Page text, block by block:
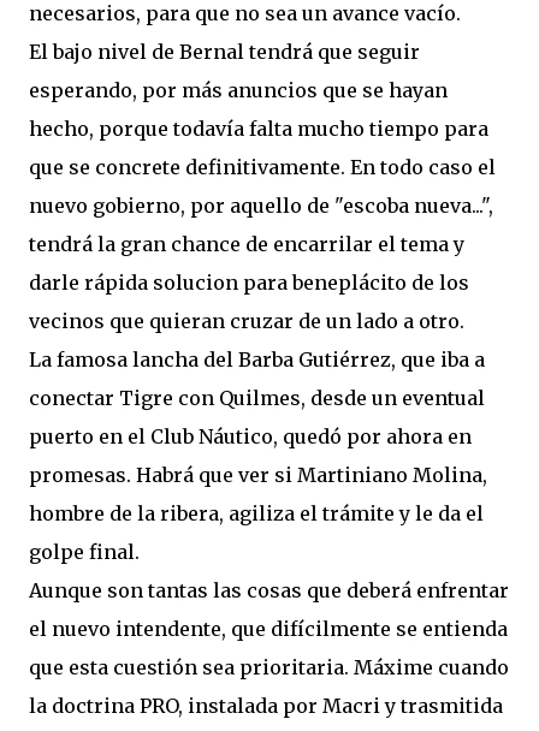
necesarios, para que no sea un avance vacío.
El bajo nivel de Bernal tendrá que seguir
esperando, por más anuncios que se hayan
hecho, porque todavía falta mucho tiempo para
que se concrete definitivamente. En todo caso el
nuevo gobierno, por aquello de "escoba nueva...",
tendrá la gran chance de encarrilar el tema y
darle rápida solucion para beneplácito de los
vecinos que quieran cruzar de un lado a otro.
La famosa lancha del Barba Gutiérrez, que iba a
conectar Tigre con Quilmes, desde un eventual
puerto en el Club Náutico, quedó por ahora en
promesas. Habrá que ver si Martiniano Molina,
hombre de la ribera, agiliza el trámite y le da el
golpe final.
Aunque son tantas las cosas que deberá enfrentar
el nuevo intendente, que difícilmente se entienda
que esta cuestión sea prioritaria. Máxime cuando
la doctrina PRO, instalada por Macri y trasmitida